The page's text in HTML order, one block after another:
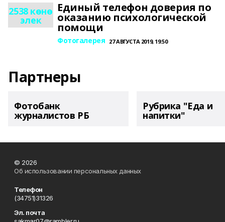
2538 көнө
элек
Единый телефон доверия по
оказанию психологической
помощи
Фотогалерея 27 АВГУСТА 2019, 19:50
Партнеры
Фотобанк
журналистов РБ
Рубрика "Еда и
напитки"
© 2026
Об использовании персональных данных
Телефон
(34751)31326
Эл. почта